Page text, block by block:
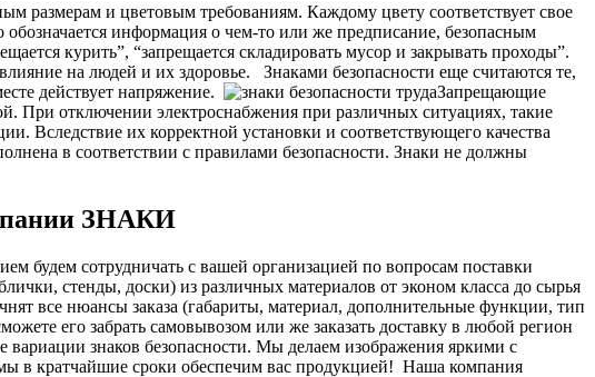
размерам и цветовым требованиям. Каждому цвету соответствует свое
информация о чем-то или же предписание, безопасным
курить”, “запрещается складировать мусор и закрывать проходы”.
на людей и их здоровье.
Знаками безопасности еще считаются те,
действует напряжение.
Запрещающие
При отключении электроснабжения при различных ситуациях, такие
Вследствие их корректной установки и соответствующего качества
в соответствии с правилами безопасности. Знаки не должны
ЗНАКИ
будем сотрудничать с вашей организацией по вопросам поставки
стенды, доски) из различных материалов от эконом класса до сырья
все нюансы заказа (габариты, материал, дополнительные функции, тип
его забрать самовывозом или же заказать доставку в любой регион
вариации знаков безопасности. Мы делаем изображения яркими с
в кратчайшие сроки обеспечим вас продукцией! Наша компания